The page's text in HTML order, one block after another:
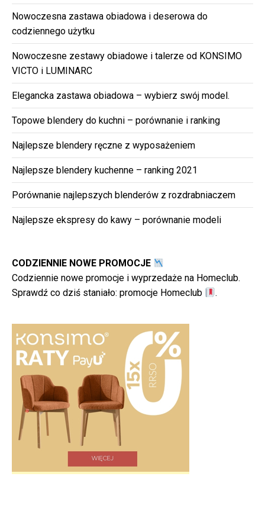
Nowoczesna zastawa obiadowa i deserowa do
codziennego użytku
Nowoczesne zestawy obiadowe i talerze od KONSIMO
VICTO i LUMINARC
Elegancka zastawa obiadowa – wybierz swój model.
Topowe blendery do kuchni – porównanie i ranking
Najlepsze blendery ręczne z wyposażeniem
Najlepsze blendery kuchenne – ranking 2021
Porównanie najlepszych blenderów z rozdrabniaczem
Najlepsze ekspresy do kawy – porównanie modeli
CODZIENNIE NOWE PROMOCJE
Codziennie nowe promocje i wyprzedaże na Homeclub.
Sprawdź co dziś staniało: promocje Homeclub .